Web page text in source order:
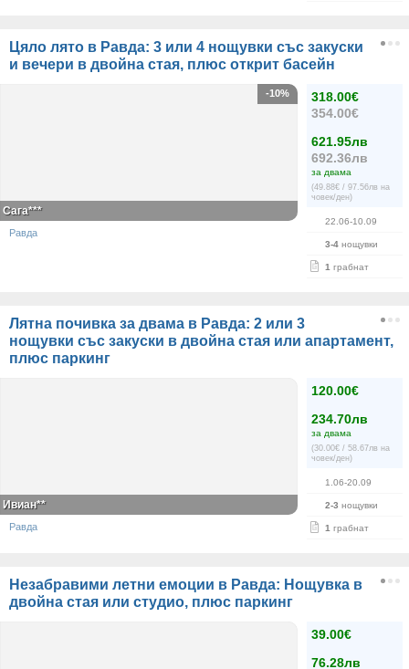
Цяло лято в Равда: 3 или 4 нощувки със закуски
и вечери в двойна стая, плюс открит басейн
318.00€
354.00€
621.95лв
692.36лв
за двама
(49.88€ / 97.56лв на
човек/ден)
22.06-10.09
3-4 нощувки
1 грабнат
-10%
Сага***
Равда
Лятна почивка за двама в Равда: 2 или 3
нощувки със закуски в двойна стая или апартамент,
плюс паркинг
120.00€
234.70лв
за двама
(30.00€ / 58.67лв на
човек/ден)
1.06-20.09
2-3 нощувки
1 грабнат
Ивиан**
Равда
Незабравими летни емоции в Равда: Нощувка в
двойна стая или студио, плюс паркинг
39.00€
76.28лв